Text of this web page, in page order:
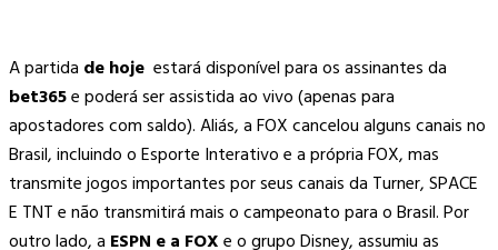
A partida de hoje estará disponível para os assinantes da
bet365e poderá ser assistida ao vivo (apenas para
apostadores com saldo). Aliás, a FOX cancelou alguns canais no
Brasil, incluindo o Esporte Interativo e a própria FOX, mas
transmite jogos importantes por seus canais da Turner, SPACE
E TNT e não transmitirá mais o campeonato para o Brasil. Por
outro lado, a ESPN e a FOXe o grupo Disney, assumiu as